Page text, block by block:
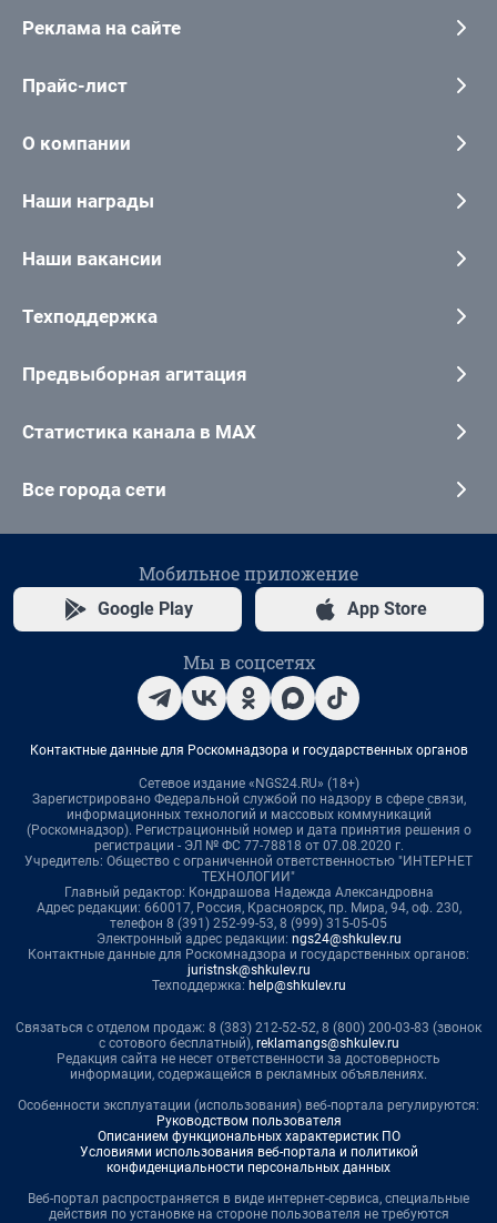
Реклама на сайте
Прайс-лист
О компании
Наши награды
Наши вакансии
Техподдержка
Предвыборная агитация
Статистика канала в MAX
Все города сети
Мобильное приложение
Google Play App Store
Мы в соцсетях
Контактные данные для Роскомнадзора и государственных органов
Сетевое издание «NGS24.RU» (18+)
Зарегистрировано Федеральной службой по надзору в сфере связи,
информационных технологий и массовых коммуникаций
(Роскомнадзор). Регистрационный номер и дата принятия решения о
регистрации - ЭЛ № ФС 77-78818 от 07.08.2020 г.
Учредитель: Общество с ограниченной ответственностью "ИНТЕРНЕТ
ТЕХНОЛОГИИ"
Главный редактор: Кондрашова Надежда Александровна
Адрес редакции: 660017, Россия, Красноярск, пр. Мира, 94, оф. 230,
телефон 8 (391) 252-99-53, 8 (999) 315-05-05
Электронный адрес редакции: ngs24@shkulev.ru
Контактные данные для Роскомнадзора и государственных органов:
juristnsk@shkulev.ru
Техподдержка: help@shkulev.ru
Связаться с отделом продаж: 8 (383) 212-52-52, 8 (800) 200-03-83 (звонок
с сотового бесплатный), reklamangs@shkulev.ru
Редакция сайта не несет ответственности за достоверность
информации, содержащейся в рекламных объявлениях.
Особенности эксплуатации (использования) веб-портала регулируются:
Руководством пользователя
Описанием функциональных характеристик ПО
Условиями использования веб-портала и политикой
конфиденциальности персональных данных
Веб-портал распространяется в виде интернет-сервиса, специальные
действия по установке на стороне пользователя не требуются